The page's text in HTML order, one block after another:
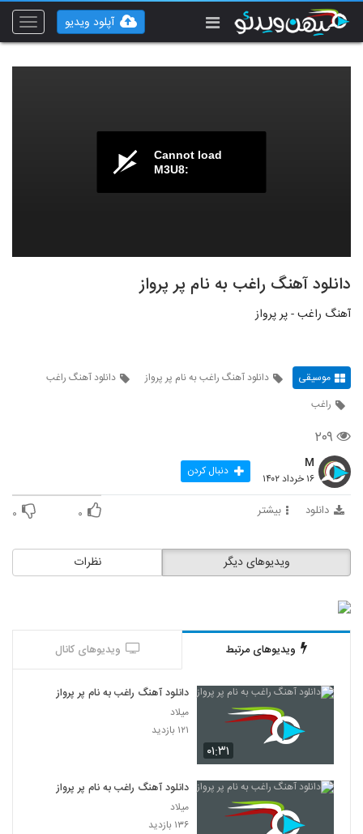
Toggle
آپلود ویدیو
Cannot load
M3U8:
دانلود آهنگ راغب به نام پر پرواز
آهنگ راغب - پر پرواز
موسیقی دانلود آهنگ راغب به نام پر پرواز
دانلود آهنگ راغب
راغب
۲۰۹
M
۱۶ خرداد ۱۴۰۲ دنبال کردن
دانلود بیشتر ۰ ۰
نظرات ویدیوهای دیگر
ویدیوهای مرتبط ویدیوهای کانال
۰۱:۳۱
دانلود آهنگ راغب به نام پر پرواز
میلاد
۱۲۱ بازدید
دانلود آهنگ راغب به نام پر پرواز
میلاد
۱۳۶ بازدید